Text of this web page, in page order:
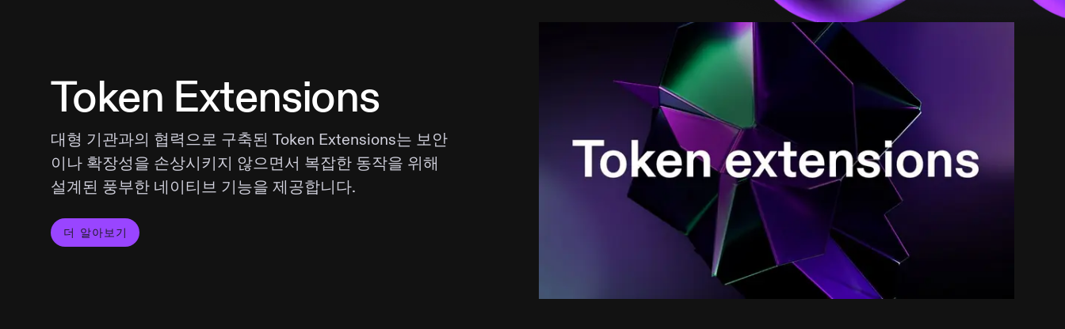
Token Extensions
대형 기관과의 협력으로 구축된 Token Extensions는 보안
이나 확장성을 손상시키지 않으면서 복잡한 동작을 위해
설계된 풍부한 네이티브 기능을 제공합니다.
더 알아보기